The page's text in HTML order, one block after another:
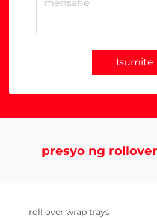
Isumite
presyo ng
roll over wrap trays